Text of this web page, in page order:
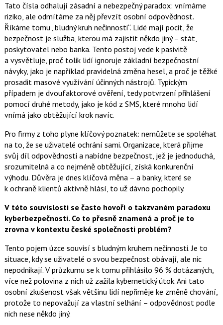
Tato čísla odhalují zásadní a nebezpečný paradox: vnímáme
riziko, ale odmítáme za něj převzít osobní odpovědnost.
Říkáme tomu „bludný kruh nečinnosti“. Lidé mají pocit, že
bezpečnost je služba, kterou má zajistit někdo jiný – stát,
poskytovatel nebo banka. Tento postoj vede k pasivitě
a vysvětluje, proč tolik lidí ignoruje základní bezpečnostní
návyky, jako je například pravidelná změna hesel, a proč je těžké
prosadit masové využívání účinných nástrojů. Typickým
případem je dvoufaktorové ověření, tedy potvrzení přihlášení
pomocí druhé metody, jako je kód z SMS, které mnoho lidí
vnímá jako obtěžující krok navíc.
Pro firmy z toho plyne klíčový poznatek: nemůžete se spoléhat
na to, že se uživatelé ochrání sami. Organizace, která přijme
svůj díl odpovědnosti a nabídne bezpečnost, jež je jednoduchá,
srozumitelná a co nejméně obtěžující, získá konkurenční
výhodu. Důvěra je dnes klíčová měna – a banky, které se
k ochraně klientů aktivně hlásí, to už dávno pochopily.
V této souvislosti se často hovoří o takzvaném paradoxu
kyberbezpečnosti. Co to přesně znamená a proč je to
zrovna v kontextu české společnosti problém?
Tento pojem úzce souvisí s bludným kruhem nečinnosti. Je to
situace, kdy se uživatelé o svou bezpečnost obávají, ale nic
nepodnikají. V průzkumu se k tomu přihlásilo 96 % dotázaných,
více než polovina z nich už zažila kybernetický útok. Ani tato
osobní zkušenost však většinu lidí nepřiměje ke změně chování,
protože to nepovažují za vlastní selhání – odpovědnost podle
nich nese někdo jiný.